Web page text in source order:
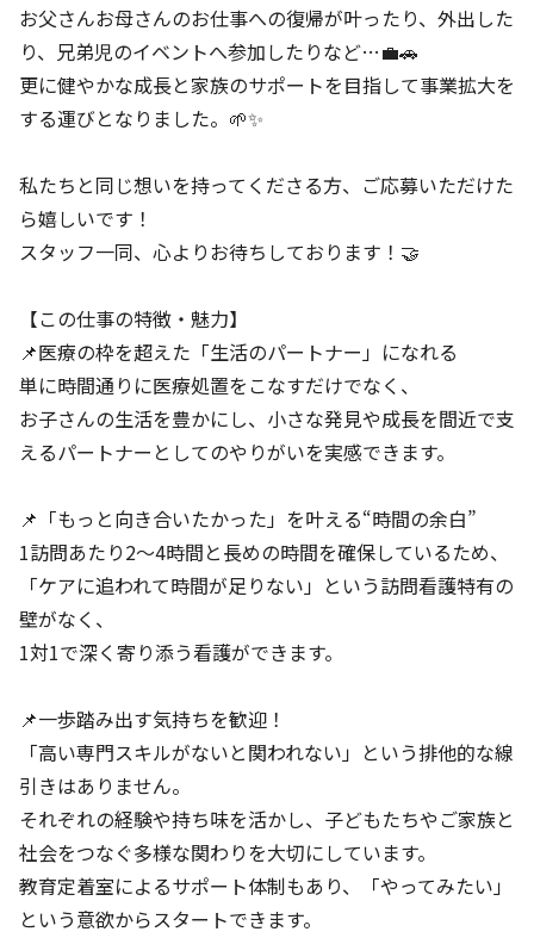
お父さんお母さんのお仕事への復帰が叶ったり、外出した
り、兄弟児のイベントへ参加したりなど…💼🚗
更に健やかな成長と家族のサポートを目指して事業拡大を
する運びとなりました。🌱✨
私たちと同じ想いを持ってくださる方、ご応募いただけた
ら嬉しいです！
スタッフ一同、心よりお待ちしております！🤝
【この仕事の特徴・魅力】
📌医療の枠を超えた「生活のパートナー」になれる
単に時間通りに医療処置をこなすだけでなく、
お子さんの生活を豊かにし、小さな発見や成長を間近で支
えるパートナーとしてのやりがいを実感できます。
📌「もっと向き合いたかった」を叶える“時間の余白”
1訪問あたり2～4時間と長めの時間を確保しているため、
「ケアに追われて時間が足りない」という訪問看護特有の
壁がなく、
1対1で深く寄り添う看護ができます。
📌一歩踏み出す気持ちを歓迎！
「高い専門スキルがないと関われない」という排他的な線
引きはありません。
それぞれの経験や持ち味を活かし、子どもたちやご家族と
社会をつなぐ多様な関わりを大切にしています。
教育定着室によるサポート体制もあり、「やってみたい」
という意欲からスタートできます。